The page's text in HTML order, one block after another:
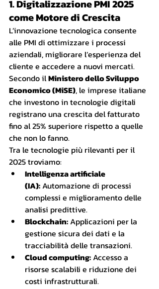
1. Digitalizzazione PMI 2025
come Motore di Crescita
L’innovazione tecnologica consente
alle PMI di ottimizzare i processi
aziendali, migliorare l’esperienza del
cliente e accedere a nuovi mercati.
Secondo il Ministero dello Sviluppo
Economico (MiSE), le imprese italiane
che investono in tecnologie digitali
registrano una crescita del fatturato
fino al 25% superiore rispetto a quelle
che non lo fanno.
Tra le tecnologie più rilevanti per il
2025 troviamo:
Intelligenza artificiale
(IA): Automazione di processi
complessi e miglioramento delle
analisi predittive.
Blockchain: Applicazioni per la
gestione sicura dei dati e la
tracciabilità delle transazioni.
Cloud computing: Accesso a
risorse scalabili e riduzione dei
costi infrastrutturali.